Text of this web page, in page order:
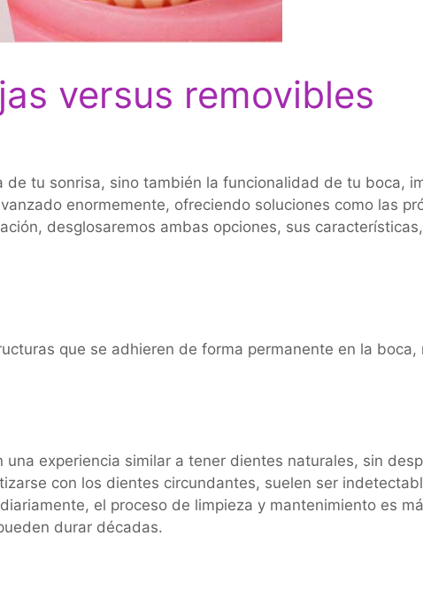
versus removibles
tu sonrisa, sino también la funcionalidad de tu boca,
enormemente, ofreciendo soluciones como las
desglosaremos ambas opciones, sus
que se adhieren de forma permanente en la
una experiencia similar a tener dientes naturales, sin
con los dientes circundantes, suelen ser
el proceso de limpieza y mantenimiento es
durar décadas.